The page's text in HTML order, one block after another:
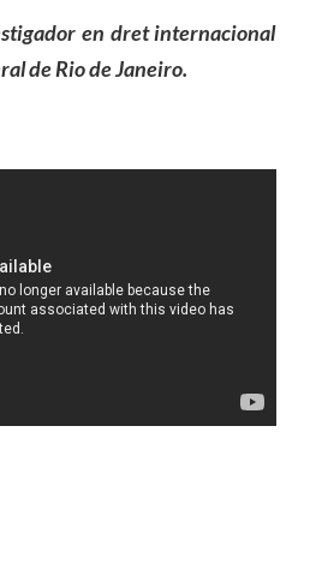
en dret internacional
de Rio de Janeiro.